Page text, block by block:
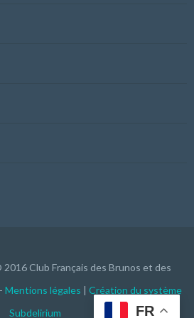
Club Français des Brunos et des
Mentions légales | Création du système
Subdelirium
FR